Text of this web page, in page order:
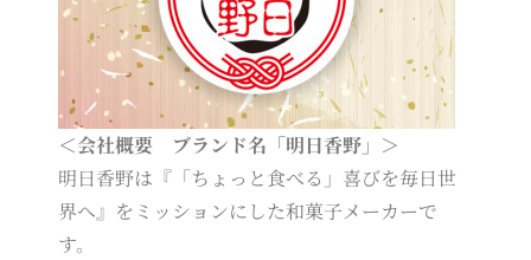
＜会社概要 ブランド名「明日香野」＞
明日香野は『「ちょっと食べる」喜びを毎日世
界へ』をミッションにした和菓子メーカーで
す。